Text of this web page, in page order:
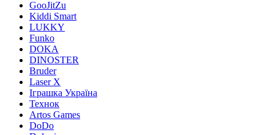
GooJitZu
Kiddi Smart
LUKKY
Funko
DOKA
DINOSTER
Bruder
Laser X
Іграшка Україна
Технок
Artos Games
DoDo